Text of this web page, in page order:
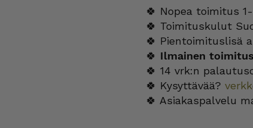
🍀 Nopea toimitus
🍀 Toimituskulut
🍀 Pientoimituslisä
🍀 Ilmainen toimitus
🍀 14 vrk:n
🍀 Kysyttävää?
🍀 Asiakaspalvelu